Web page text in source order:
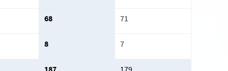
68 71
8 7
187 179